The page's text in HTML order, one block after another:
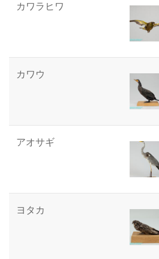
カワラヒワ
カワウ
アオサギ
ヨタカ